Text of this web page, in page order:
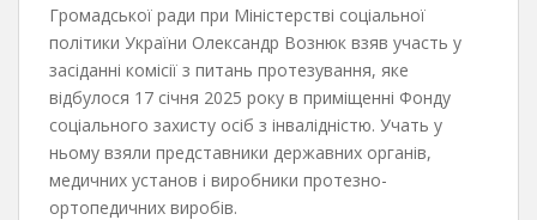
Громадської ради при Міністерстві соціальної
політики України Олександр Вознюк взяв участь у
засіданні комісії з питань протезування, яке
відбулося 17 січня 2025 року в приміщенні Фонду
соціального захисту осіб з інвалідністю. Учать у
ньому взяли представники державних органів,
медичних установ і виробники протезно-
ортопедичних виробів.